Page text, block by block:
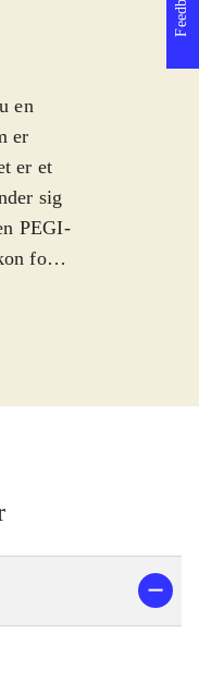
en
er
er et
sig
PEGI-
for
er
at